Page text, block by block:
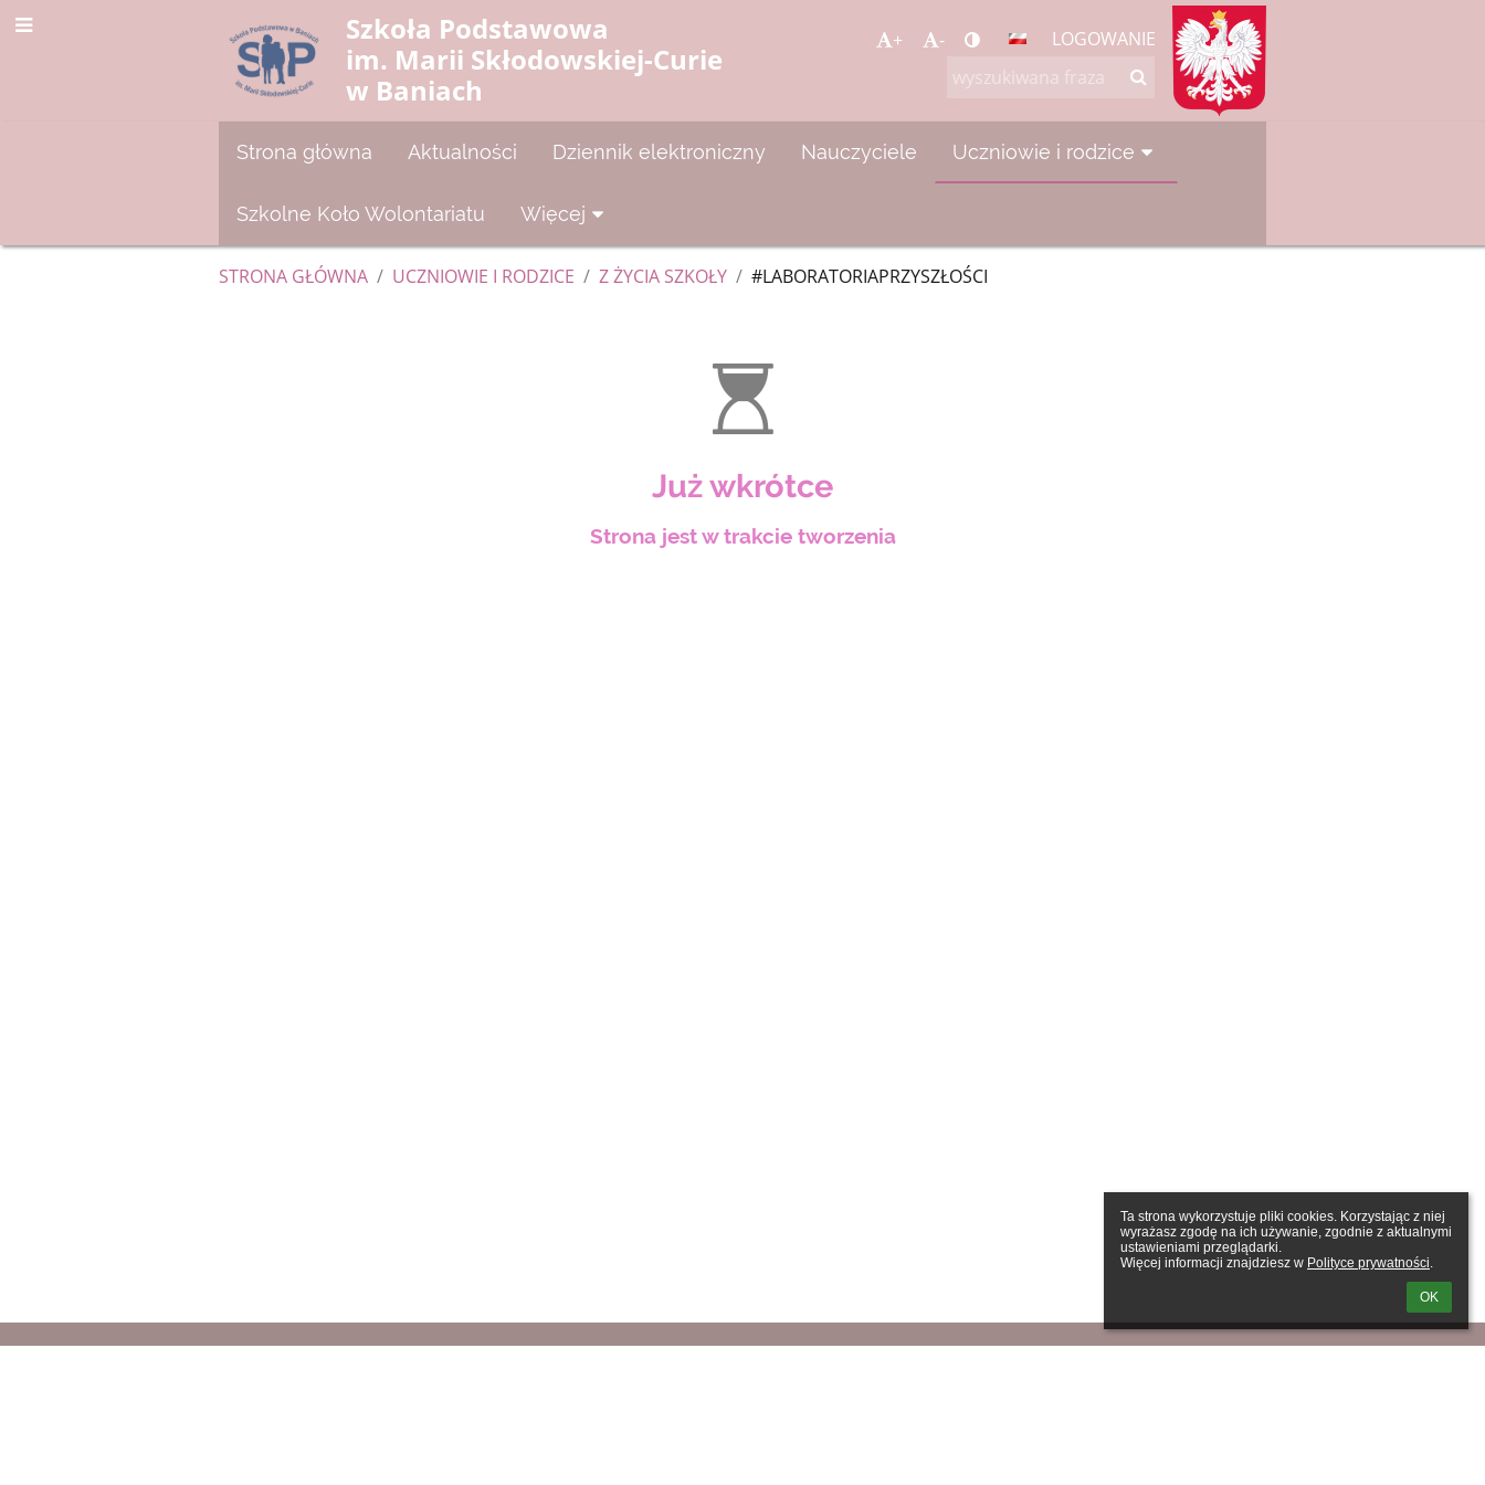
Ta strona wykorzystuje pliki cookies. Korzystając z niej
wyrażasz zgodę na ich używanie, zgodnie z aktualnymi
ustawieniami przeglądarki.
Więcej informacji znajdziesz w Polityce prywatności.
OK
Szkoła Podstawowa
im. Marii Skłodowskiej-Curie
w Baniach
+ - LOGOWANIE
Strona główna Aktualności Dziennik elektroniczny Nauczyciele Uczniowie i rodzice
Szkolne Koło Wolontariatu Więcej
STRONA GŁÓWNA / UCZNIOWIE I RODZICE / Z ŻYCIA SZKOŁY / #LABORATORIAPRZYSZŁOŚCI
Już wkrótce
Strona jest w trakcie tworzenia